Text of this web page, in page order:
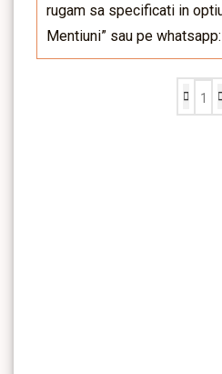
rugam sa specificati in
Mentiuni” sau pe